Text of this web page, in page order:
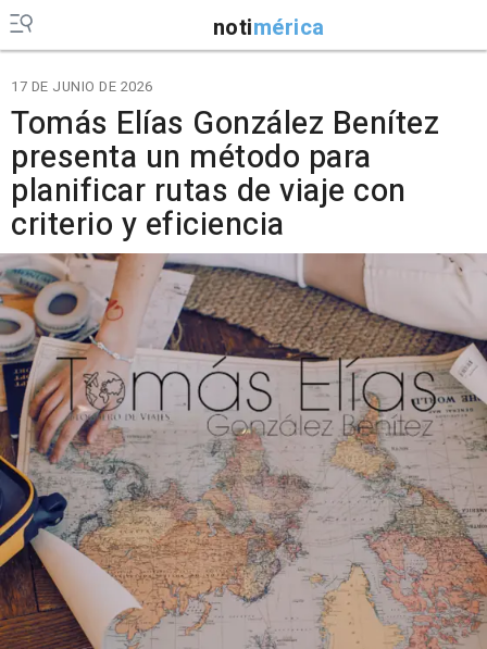
notimérica
17 DE JUNIO DE 2026
Tomás Elías González Benítez
presenta un método para
planificar rutas de viaje con
criterio y eficiencia